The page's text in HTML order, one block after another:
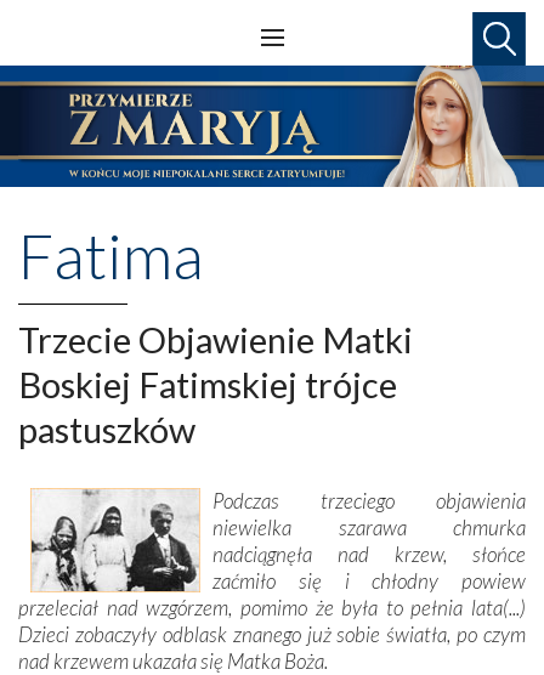
Fatima
Trzecie Objawienie Matki
Boskiej Fatimskiej trójce
pastuszków
Podczas trzeciego objawienia
niewielka szarawa chmurka
nadciągnęła nad krzew, słońce
zaćmiło się i chłodny powiew
przeleciał nad wzgórzem, pomimo że była to pełnia lata(...)
Dzieci zobaczyły odblask znanego już sobie światła, po czym
nad krzewem ukazała się Matka Boża.